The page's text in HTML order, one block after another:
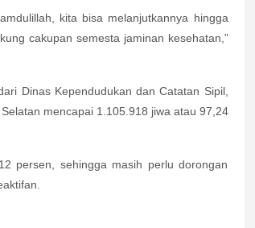
kita bisa melanjutkannya hingga
cakupan semesta jaminan kesehatan,”
Dinas Kependudukan dan Catatan Sipil,
mencapai 1.105.918 jiwa atau 97,24
persen, sehingga masih perlu dorongan